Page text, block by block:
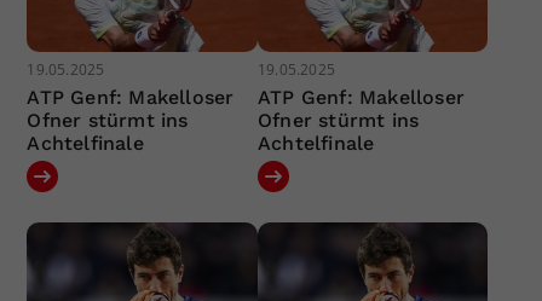
19.05.2025
ATP Genf: Makelloser
Ofner stürmt ins
Achtelfinale
19.05.2025
ATP Genf: Makelloser
Ofner stürmt ins
Achtelfinale